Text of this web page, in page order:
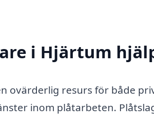
i Hjärtum
ovärderlig resurs för både
inom plåtarbeten.